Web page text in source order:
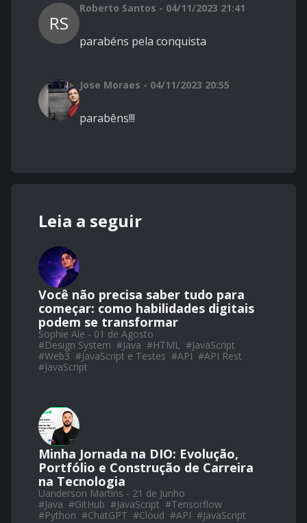
RS
Roberto Santos - 04/11/2023 21:41
parabéns pela conquista
Jose Moraes - 04/11/2023 20:55
parabêns!!!
Leia a seguir
Você não precisa saber tudo para
começar: como habilidades digitais
podem se transformar
Sophie Ale - 01 de Agosto
#Design System #Java #HTML #JavaScript
#Web3 #JavaScript e Testes #API #API Rest
#JavaScript
Minha Jornada na DIO: Evolução,
Portfólio e Construção de Carreira
na Tecnologia
Uanderson Martins - 21 de Junho
#Java #GitHub #JavaScript #Tensorflow
#Python #ChatGPT #Cloud #API #JavaScript